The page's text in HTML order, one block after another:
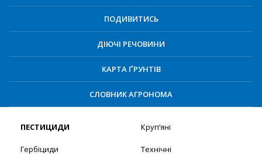
ПОДИВИТИСЬ
ДІЮЧІ РЕЧОВИНИ
КАРТА ҐРУНТІВ
СЛОВНИК АГРОНОМА
ПЕСТИЦИДИ
Гербіциди
Круп’яні
Технічні